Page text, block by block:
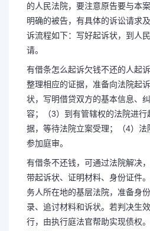
的人民法院，要注意原告要与本
明确的被告，有具体的诉讼请求
诉流程如下：写好起诉状，到人
请。
有借条怎么起诉欠钱不还的人起
整理相应的证据，准备向法院起
状，写明借贷双方的基本信息、
容；（3）到有管辖权的法院进
据，等待法院立案受理；（4）
参加庭审。
有借条不还钱，可通过法院解决
带起诉状、证明材料、身份证件
务人所在地的基层法院，准备身
录、追讨材料和诉状。若判决生
行，由执行庭法官帮助实现债权